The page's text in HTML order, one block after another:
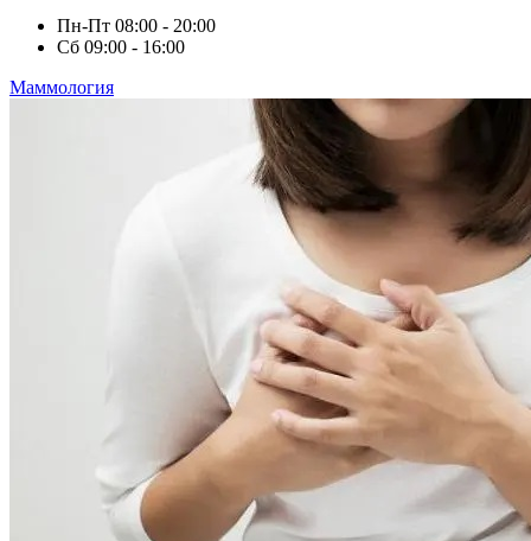
Пн-Пт 08:00 - 20:00
Сб 09:00 - 16:00
Маммология